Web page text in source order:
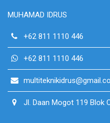
MUHAMAD IDRUS
+62 811 1110 446
+62 811 1110 446
Jl. Daan Mogot 119 Blok